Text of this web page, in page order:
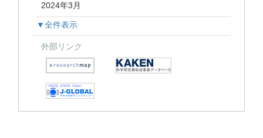
2024年3月
▼全件表示
外部リンク